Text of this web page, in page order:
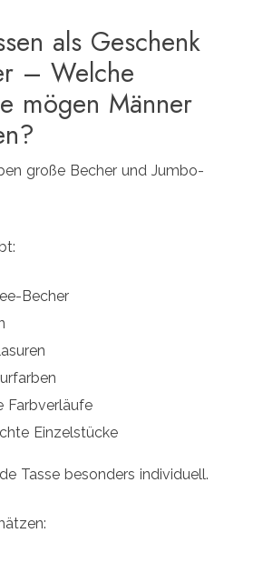
als Geschenk
– Welche
mögen Männer
große Becher und Jumbo-
Becher
Farbverläufe
Einzelstücke
Tasse besonders individuell.